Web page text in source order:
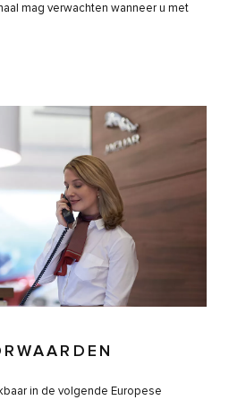
mag verwachten wanneer u met
in de volgende Europese